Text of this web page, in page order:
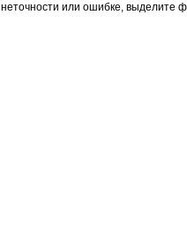
неточности или ошибке, выделите